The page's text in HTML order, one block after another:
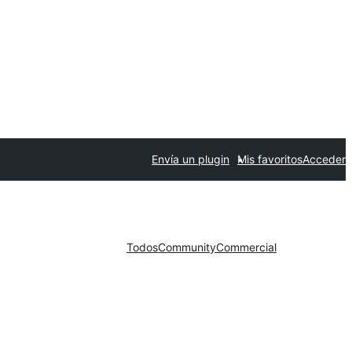
Envía un plugin Mis favoritosAcceder
TodosCommunityCommercial